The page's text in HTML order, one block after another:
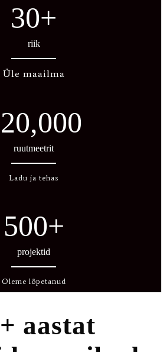
30+
riik
Üle maailma
ruutmeetrit
Ladu ja tehas
500+
projektid
Oleme lõpetanud
aastat